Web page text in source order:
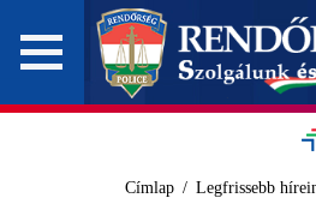
Címlap Legfrissebb